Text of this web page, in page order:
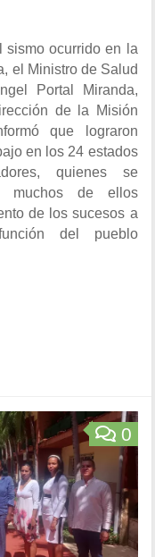
sismo ocurrido en la
el Ministro de Salud
Portal Miranda,
de la Misión
que lograron
en los 24 estados
quienes se
muchos de ellos
de los sucesos a
del pueblo
0